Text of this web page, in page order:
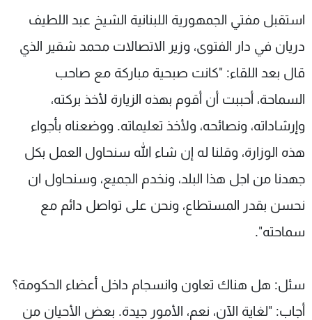
استقبل مفتي الجمهورية اللبنانية الشيخ عبد اللطيف
دريان في دار الفتوى، وزير الاتصالات محمد شقير الذي
قال بعد اللقاء: "كانت صبحية مباركة مع صاحب
السماحة، أحببت أن أقوم بهذه الزيارة لأخذ بركته،
وإرشاداته، ونصائحه، ولأخذ تعليماته. ووضعناه بأجواء
هذه الوزارة، وقلنا له إن شاء الله سنحاول العمل بكل
جهدنا من اجل هذا البلد، ونخدم الجميع، وسنحاول ان
نحسن بقدر المستطاع، ونحن على تواصل دائم مع
سماحته".
سئل: هل هناك تعاون وانسجام داخل أعضاء الحكومة؟
أجاب: "لغاية الآن، نعم، الأمور جيدة. بعض الأحيان من
شاهد البرامج
عن MTV
الإنـتـاج
وظائف
تواصل معنا
شروط الإسـتخدام
سياسة الخصوصية